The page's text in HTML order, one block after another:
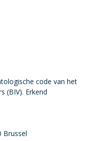
code van het
(BIV). Erkend
Brussel